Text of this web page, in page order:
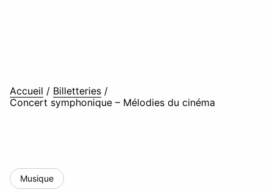
Accueil / Billetteries /
Concert symphonique – Mélodies du cinéma
Musique